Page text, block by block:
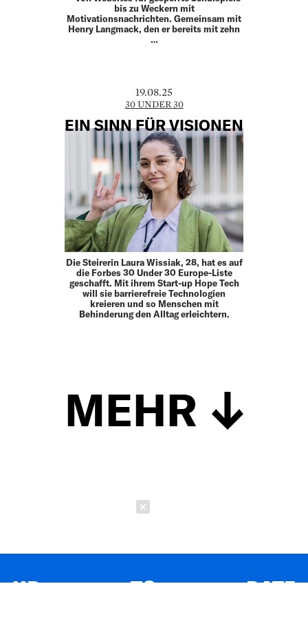
bis zu Weckern mit
Motivationsnachrichten. Gemeinsam mit
Henry Langmack, den er bereits mit zehn
…
19.08.25
30 UNDER 30
EIN SINN FÜR VISIONEN
Die Steirerin Laura Wissiak, 28, hat es auf
die Forbes 30 Under 30 Europe-Liste
geschafft. Mit ihrem Start-up Hope Tech
will sie barrierefreie Technologien
kreieren und so Menschen mit
Behinderung den Alltag erleichtern.
MEHR
UP TO DATE